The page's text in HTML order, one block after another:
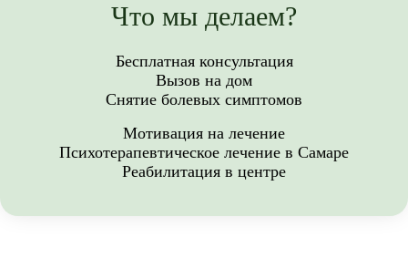
Что мы делаем?
Бесплатная консультация
Вызов на дом
Снятие болевых симптомов
Мотивация на лечение
Психотерапевтическое лечение в Самаре
Реабилитация в центре